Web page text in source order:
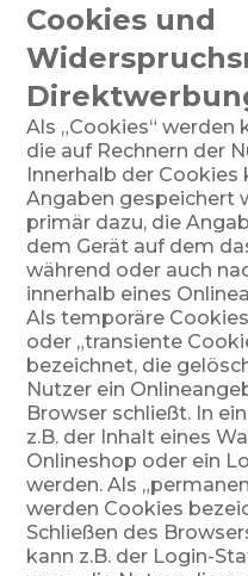
Cookies und
Als „Cookies“ werden
die auf Rechnern der
Innerhalb der
Angaben gespeichert
primär dazu, die
dem Gerät auf dem
während oder auch
innerhalb eines
Als temporäre
oder „transiente
bezeichnet, die
Nutzer ein
Browser schließt. In
z.B. der Inhalt eines
Onlineshop oder ein
werden. Als
werden Cookies
Schließen des
kann z.B. der Login-